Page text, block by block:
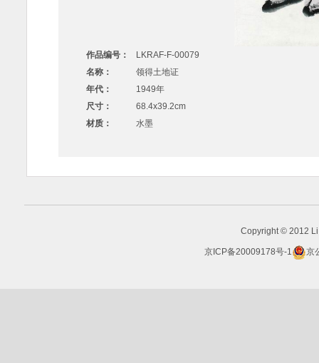
作品编号：
LKRAF-F-00079
名称：
领得土地证
年代：
1949年
尺寸：
68.4x39.2cm
材质：
水墨
Copyright © 2012
京ICP备20009178号-1 京